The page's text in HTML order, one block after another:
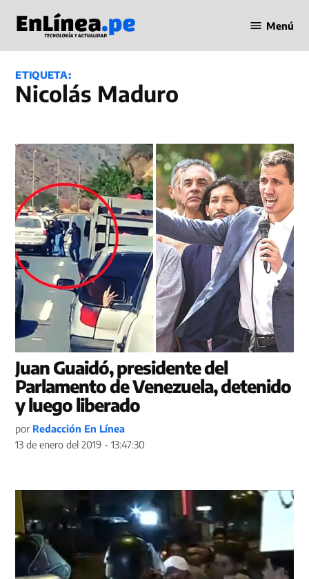
contenido
en Línea
Menú
ETIQUETA:
Nicolás Maduro
Juan Guaidó, presidente del
Parlamento de Venezuela, detenido
y luego liberado
por Redacción En Línea
13 de enero del 2019 - 13:47:30